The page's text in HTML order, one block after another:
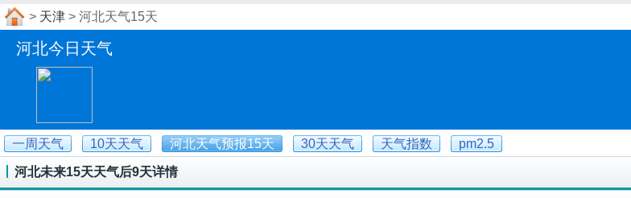
> 天津 > 河北天气15天
河北今日天气
一周天气 10天天气 河北天气预报15天 30天天气 天气指数 pm2.5
河北未来15天天气后9天详情